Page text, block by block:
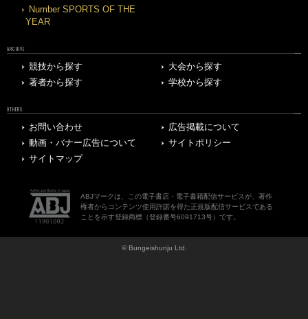
Number SPORTS OF THE
YEAR
ARCHIVE
競技から探す
大会から探す
著者から探す
学校から探す
OTHERS
お問い合わせ
広告掲載について
動画・バナー広告について
サイトポリシー
サイトマップ
ABJマークは、この電子書店・電子書籍配信サービスが、著作
権者からコンテンツ使用許諾を得た正規版配信サービスである
ことを示す登録商標（登録番号6091713号）です。
© Bungeishunju Ltd.